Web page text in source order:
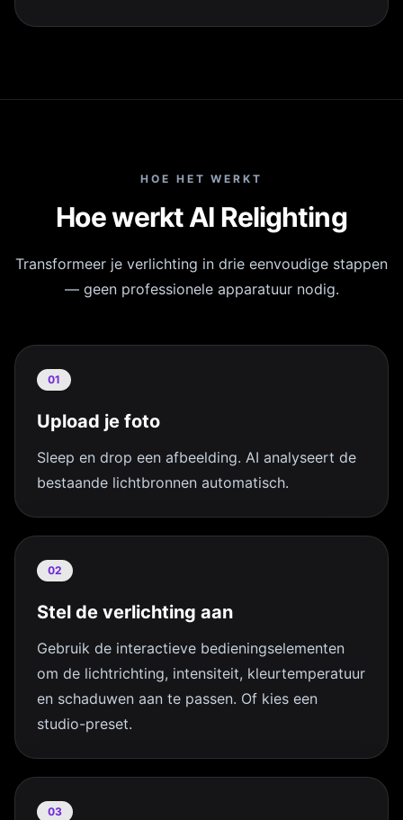
HOE HET WERKT
Hoe werkt AI Relighting
Transformeer je verlichting in drie eenvoudige stappen
— geen professionele apparatuur nodig.
01
Upload je foto
Sleep en drop een afbeelding. AI analyseert de
bestaande lichtbronnen automatisch.
02
Stel de verlichting aan
Gebruik de interactieve bedieningselementen
om de lichtrichting, intensiteit, kleurtemperatuur
en schaduwen aan te passen. Of kies een
studio-preset.
03